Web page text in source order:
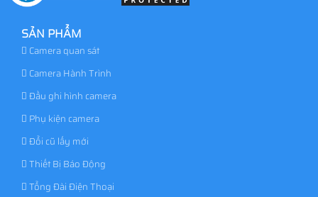
SẢN PHẨM
Camera quan sát
Camera Hành Trình
Đầu ghi hình camera
Phụ kiện camera
Đổi cũ lấy mới
Thiết Bị Báo Động
Tổng Đài Điện Thoại